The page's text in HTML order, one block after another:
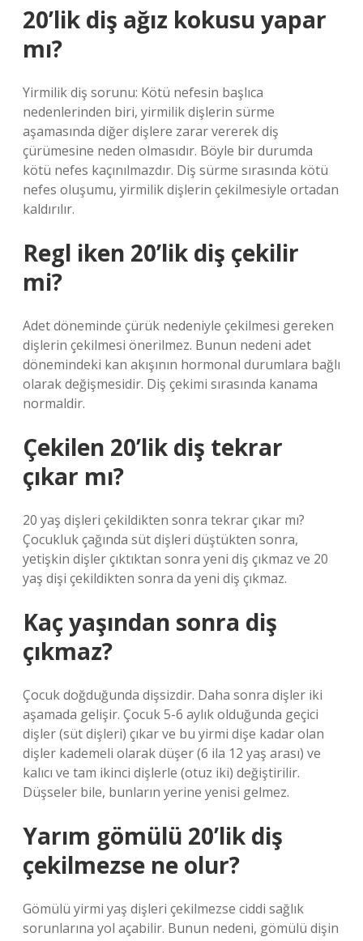
20’lik diş ağız kokusu yapar
mı?
Yirmilik diş sorunu: Kötü nefesin başlıca
nedenlerinden biri, yirmilik dişlerin sürme
aşamasında diğer dişlere zarar vererek diş
çürümesine neden olmasıdır. Böyle bir durumda
kötü nefes kaçınılmazdır. Diş sürme sırasında kötü
nefes oluşumu, yirmilik dişlerin çekilmesiyle ortadan
kaldırılır.
Regl iken 20’lik diş çekilir
mi?
Adet döneminde çürük nedeniyle çekilmesi gereken
dişlerin çekilmesi önerilmez. Bunun nedeni adet
dönemindeki kan akışının hormonal durumlara bağlı
olarak değişmesidir. Diş çekimi sırasında kanama
normaldir.
Çekilen 20’lik diş tekrar
çıkar mı?
20 yaş dişleri çekildikten sonra tekrar çıkar mı?
Çocukluk çağında süt dişleri düştükten sonra,
yetişkin dişler çıktıktan sonra yeni diş çıkmaz ve 20
yaş dişi çekildikten sonra da yeni diş çıkmaz.
Kaç yaşından sonra diş
çıkmaz?
Çocuk doğduğunda dişsizdir. Daha sonra dişler iki
aşamada gelişir. Çocuk 5-6 aylık olduğunda geçici
dişler (süt dişleri) çıkar ve bu yirmi dişe kadar olan
dişler kademeli olarak düşer (6 ila 12 yaş arası) ve
kalıcı ve tam ikinci dişlerle (otuz iki) değiştirilir.
Düşseler bile, bunların yerine yenisi gelmez.
Yarım gömülü 20’lik diş
çekilmezse ne olur?
Gömülü yirmi yaş dişleri çekilmezse ciddi sağlık
sorunlarına yol açabilir. Bunun nedeni, gömülü dişin